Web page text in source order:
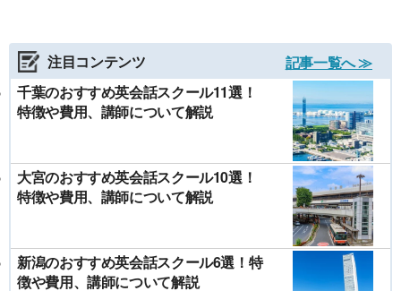
注目コンテンツ
記事一覧へ ≫
千葉のおすすめ英会話スクール11選！
特徴や費用、講師について解説
大宮のおすすめ英会話スクール10選！
特徴や費用、講師について解説
新潟のおすすめ英会話スクール6選！特
徴や費用、講師について解説